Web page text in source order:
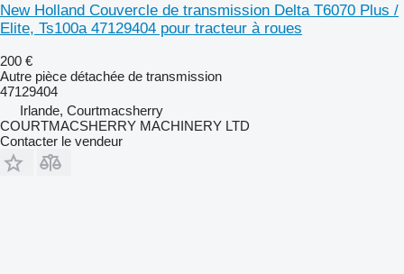
New Holland Couvercle de transmission Delta T6070 Plus /
Elite, Ts100a 47129404 pour tracteur à roues
200 €
Autre pièce détachée de transmission
47129404
Irlande, Courtmacsherry
COURTMACSHERRY MACHINERY LTD
Contacter le vendeur